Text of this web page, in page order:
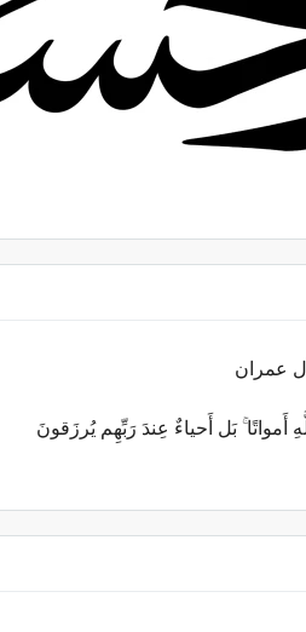
آل عمران
أَمواتًا ۚ بَل أَحياءٌ عِندَ رَبِّهِم يُرزَقونَ